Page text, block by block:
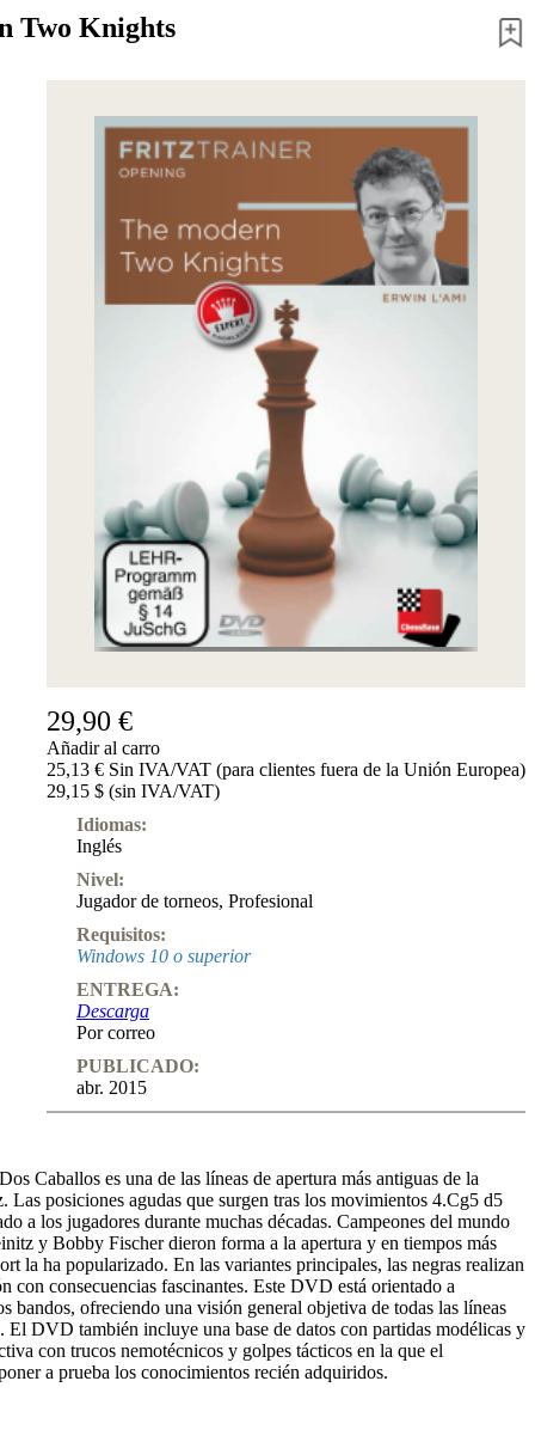
Two Knights
29,90 €
Añadir al carro
25,13 € Sin IVA/VAT (para clientes fuera de la Unión Europea)
29,15 $ (sin IVA/VAT)
Idiomas:
Inglés
Nivel:
Jugador de torneos, Profesional
Requisitos:
Windows 10 o superior
ENTREGA:
Descarga
Por correo
PUBLICADO:
abr. 2015
Caballos es una de las líneas de apertura más antiguas de la
Las posiciones agudas que surgen tras los movimientos 4.Cg5 d5
a los jugadores durante muchas décadas. Campeones del mundo
y Bobby Fischer dieron forma a la apertura y en tiempos más
la ha popularizado. En las variantes principales, las negras realizan
con consecuencias fascinantes. Este DVD está orientado a
bandos, ofreciendo una visión general objetiva de todas las líneas
El DVD también incluye una base de datos con partidas modélicas y
con trucos nemotécnicos y golpes tácticos en la que el
a prueba los conocimientos recién adquiridos.